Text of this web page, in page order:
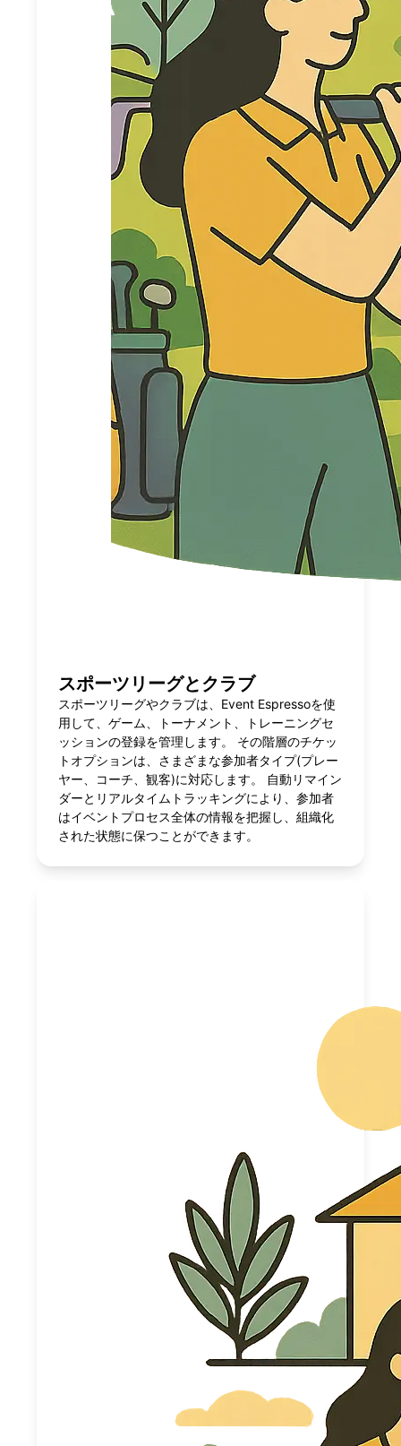
スポーツリーグとクラブ
スポーツリーグやクラブは、Event Espressoを使
用して、ゲーム、トーナメント、トレーニングセ
ッションの登録を管理します。 その階層のチケッ
トオプションは、さまざまな参加者タイプ(プレー
ヤー、コーチ、観客)に対応します。 自動リマイン
ダーとリアルタイムトラッキングにより、参加者
はイベントプロセス全体の情報を把握し、組織化
された状態に保つことができます。